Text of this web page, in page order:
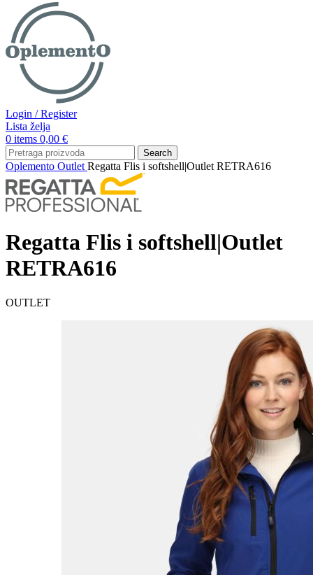
Login / Register
Lista želja
0 items 0,00 €
Search
Oplemento Outlet Regatta Flis i softshell|Outlet RETRA616
Regatta Flis i softshell|Outlet
RETRA616
OUTLET